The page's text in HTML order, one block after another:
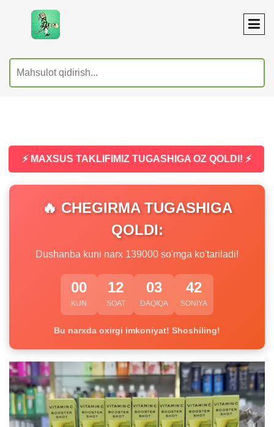
⚡ MAXSUS TAKLIFIMIZ TUGASHIGA OZ QOLDI! ⚡
🔥 CHEGIRMA TUGASHIGA
QOLDI:
Dushanba kuni narx 139000 so'mga ko'tariladi!
00
KUN
12
SOAT
03
DAQIQA
42
SONIYA
Bu narxda oxirgi imkoniyat! Shoshiling!